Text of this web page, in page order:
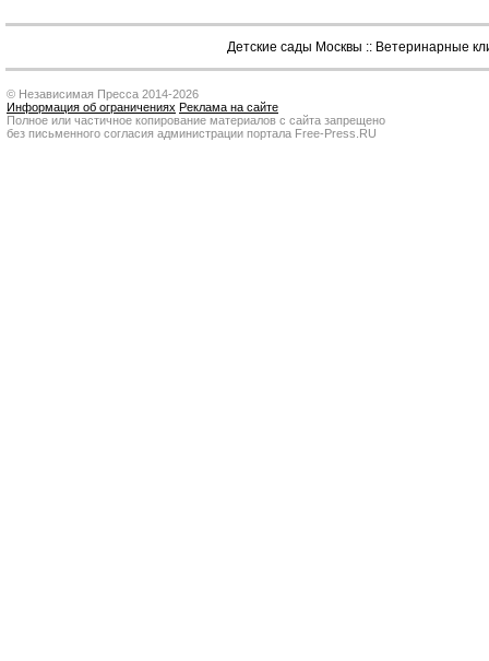
Детские сады Москвы :: Ветеринарные
© Независимая Пресса 2014-2026
Информация об ограничениях Реклама на сайте
Полное или частичное копирование материалов с сайта запрещено
без письменного согласия администрации портала Free-Press.RU